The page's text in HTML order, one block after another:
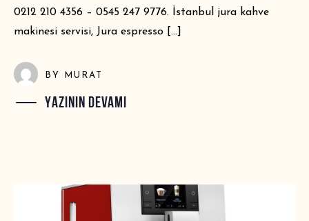
0212 210 4356 – 0545 247 9776. İstanbul jura kahve
makinesi servisi, Jura espresso […]
BY MURAT
YAZININ DEVAMI